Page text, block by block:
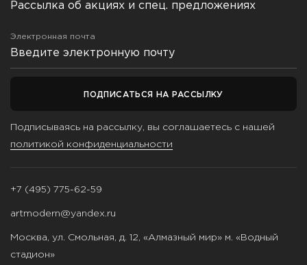
Рассылка об акциях и спец. предложениях
Электронная почта
ПОДПИСАТЬСЯ НА РАССЫЛКУ
Подписываясь на рассылку, вы соглашаетесь с нашей
политикой конфиденциальности
+7 (495) 775-62-59
artmodern@yandex.ru
Москва, ул. Смольная, д. 12, «Алмазный мир» м. «Водный
стадион»